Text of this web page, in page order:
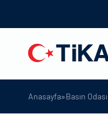
Anasayfa»Basın Odası